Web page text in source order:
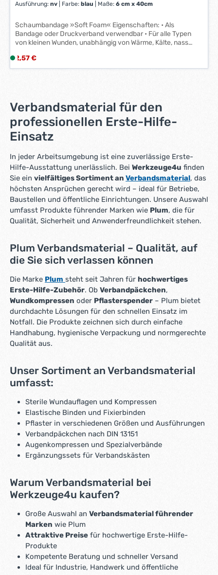
Ausführung:nv Farbe:blau Maße:6 cm x 40cm
Schaumbandage »Soft Foam« Eigenschaften: • Als
Bandage oder Druckverband verwendbar • Für alle Typen
von kleinen Wunden, unabhängig von Wärme, Kälte, nass
Stück abreißen und zwei bis drei Mal um die Verletzung legen
• Die blaue Ausführung ist für die Anwendung bei der
x 4,5 m • Elastisch • Klebt nicht in der Wunde oder auf der
Haut • Enthält kein Latex • Haltbarkeit: 5 Jahre
Regulärer Preis:
L
i
r
z
e
i
:
1
-
3
W
e
r
a
g
*
*
2,57 €
Verbandsmaterial für den
professionellen Erste-Hilfe-
Einsatz
In jeder Arbeitsumgebung ist eine zuverlässige Erste-
Hilfe-Ausstattung unerlässlich. Bei Werkzeuge4u finden
Sie ein vielfältiges Sortiment an Verbandsmaterial, das
höchsten Ansprüchen gerecht wird – ideal für Betriebe,
Baustellen und öffentliche Einrichtungen. Unsere Auswahl
umfasst Produkte führender Marken wie Plum, die für
Qualität, Sicherheit und Anwenderfreundlichkeit stehen.
Plum Verbandsmaterial – Qualität, auf
die Sie sich verlassen können
Die Marke Plum steht seit Jahren für hochwertiges
Erste-Hilfe-Zubehör. Ob Verbandpäckchen,
Wundkompressen oder Pflasterspender – Plum bietet
durchdachte Lösungen für den schnellen Einsatz im
Notfall. Die Produkte zeichnen sich durch einfache
Handhabung, hygienische Verpackung und normgerechte
Qualität aus.
Unser Sortiment an Verbandsmaterial
umfasst:
Sterile Wundauflagen und Kompressen
Elastische Binden und Fixierbinden
Pflaster in verschiedenen Größen und Ausführungen
Verbandpäckchen nach DIN 13151
Augenkompressen und Spezialverbände
Ergänzungssets für Verbandskästen
Warum Verbandsmaterial bei
Werkzeuge4u kaufen?
Große Auswahl an Verbandsmaterial führender
Marken wie Plum
Attraktive Preise für hochwertige Erste-Hilfe-
Produkte
Kompetente Beratung und schneller Versand
Ideal für Industrie, Handwerk und öffentliche